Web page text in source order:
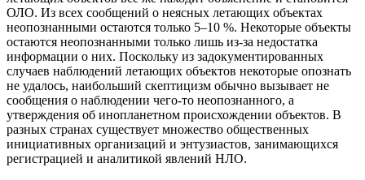
ОЛО. Из всех сообщений о неясных летающих объектах
неопознанными остаются только 5–10 %. Некоторые объекты
остаются неопознанными только лишь из-за недостатка
информации о них. Поскольку из задокументированных
случаев наблюдений летающих объектов некоторые опознать
не удалось, наибольший скептицизм обычно вызывает не
сообщения о наблюдении чего-то неопознанного, а
утверждения об инопланетном происхождении объектов. В
разных странах существует множество общественных
инициативных организаций и энтузиастов, занимающихся
регистрацией и аналитикой явлений НЛО.